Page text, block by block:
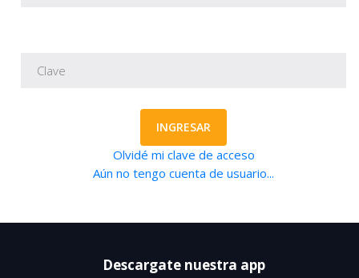
INGRESAR
Olvidé mi clave de acceso
Aún no tengo cuenta de usuario...
Descargate nuestra app